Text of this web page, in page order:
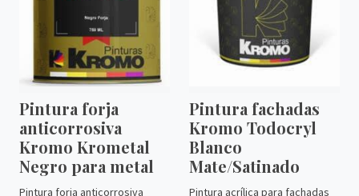
Pintura forja
anticorrosiva
Kromo Krometal
Negro para metal
Pintura forja anticorrosiva
Pintura fachadas
Kromo Todocryl
Blanco
Mate/Satinado
Pintura acrílica para fachadas